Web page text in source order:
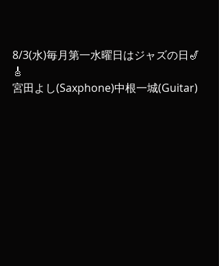
8/3(水)毎月第一水曜日はジャズの日🎷
🎸
宮田よし(Saxphone)中根一城(Guitar)